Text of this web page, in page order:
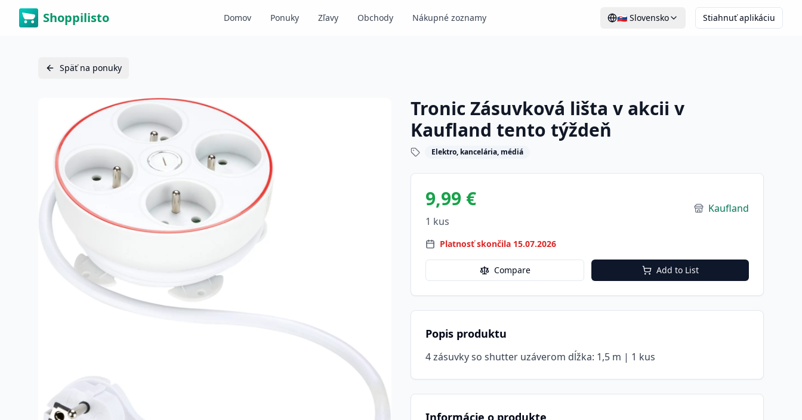
Shoppilisto Domov Ponuky Zľavy Obchody Nákupné zoznamy 🇸🇰 Slovensko Stiahnuť aplikáciu
Späť na ponuky
Tronic Zásuvková lišta v akcii v
Kaufland tento týždeň
Elektro, kancelária, médiá
9,99 €
1 kus
Kaufland
Platnosť skončila 15.07.2026
Compare Add to List
Popis produktu
4 zásuvky so shutter uzáverom dĺžka: 1,5 m | 1 kus
Informácie o produkte